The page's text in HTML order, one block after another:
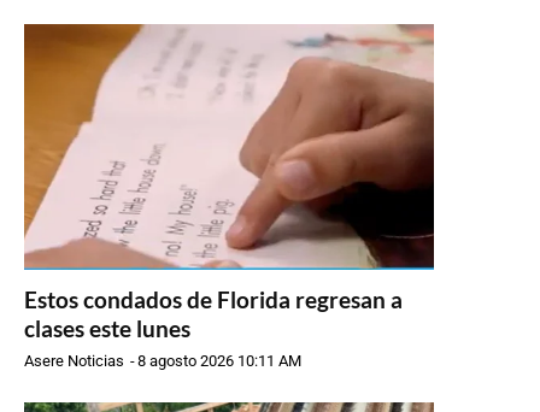
Estos condados de Florida regresan a
clases este lunes
Asere Noticias -8 agosto 2026 10:11 AM